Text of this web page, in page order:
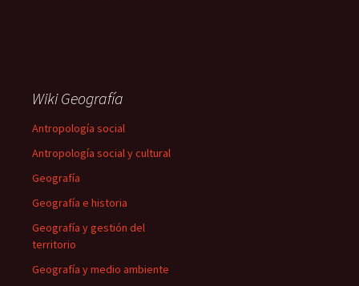
Wiki Geografía
Antropología social
Antropología social y cultural
Geografía
Geografía e historia
Geografía y gestión del
territorio
Geografía y medio ambiente